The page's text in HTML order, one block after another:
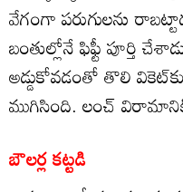
వేగంగా పరుగులను
బంతుల్లోనే ఫిఫ్టీ పూర్తి
అడ్డుకోవడంతో తొలి
ముగిసింది. లంచ్‌
బౌలర్ల కట్టడి